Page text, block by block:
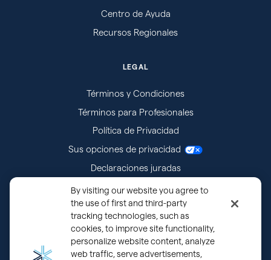
Centro de Ayuda
Recursos Regionales
LEGAL
Términos y Condiciones
Términos para Profesionales
Política de Privacidad
Sus opciones de privacidad
Declaraciones juradas
Citaciones
By visiting our website you agree to
the use of first and third-party
tracking technologies, such as
cookies, to improve site functionality,
personalize website content, analyze
web traffic, serve advertisements,